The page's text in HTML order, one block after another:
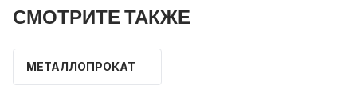
СМОТРИТЕ ТАКЖЕ
МЕТАЛЛОПРОКАТ